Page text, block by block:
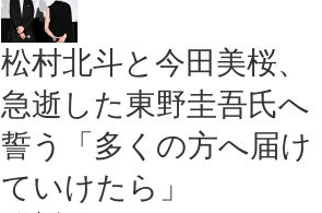
松村北斗と今田美桜、
急逝した東野圭吾氏へ
誓う「多くの方へ届け
ていけたら」